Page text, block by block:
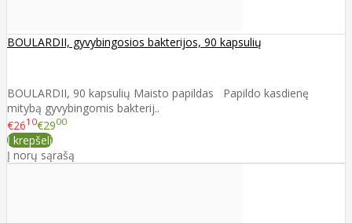
BOULARDII, gyvybingosios bakterijos, 90 kapsulių
BOULARDII, 90 kapsulių Maisto papildas Papildo kasdienę
mitybą gyvybingomis bakterij..
€2610€2900
Į krepšelį
Į norų sąrašą